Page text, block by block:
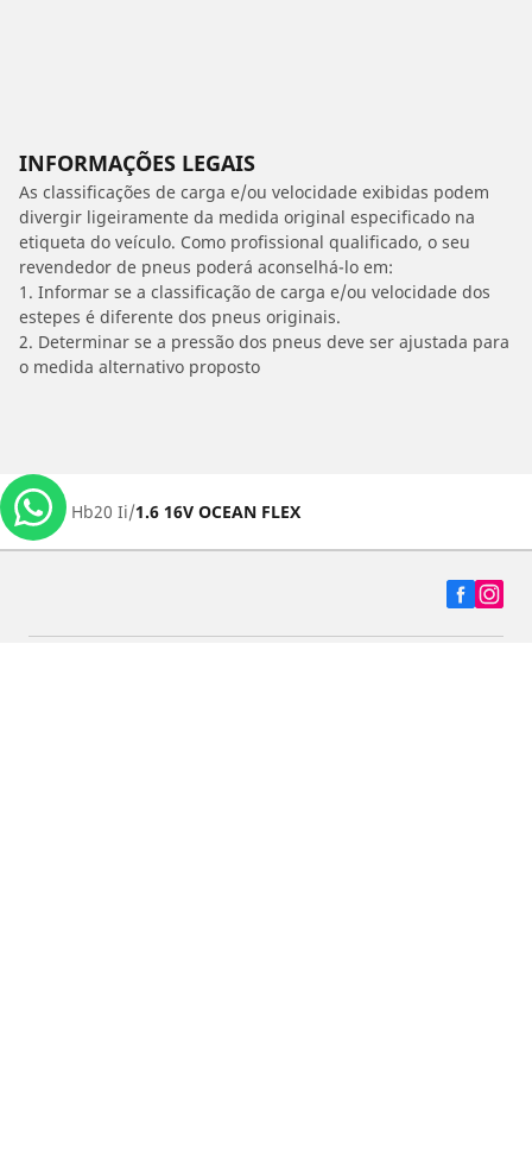
INFORMAÇÕES LEGAIS
As classificações de carga e/ou velocidade exibidas podem
divergir ligeiramente da medida original especificado na
etiqueta do veículo. Como profissional qualificado, o seu
revendedor de pneus poderá aconselhá-lo em:
1. Informar se a classificação de carga e/ou velocidade dos
estepes é diferente dos pneus originais.
2. Determinar se a pressão dos pneus deve ser ajustada para
o medida alternativo proposto
/ Hb20 Ii 1.6 16V OCEAN FLEX